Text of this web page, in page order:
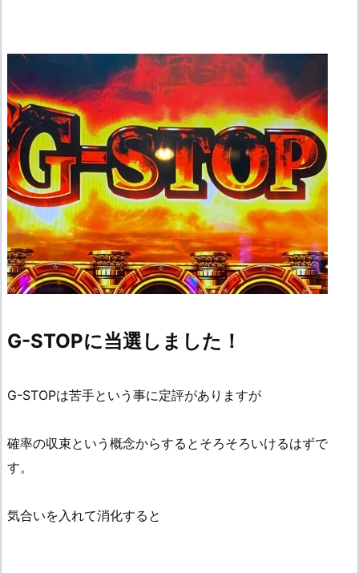
G-STOPに当選しました！
G-STOPは苦手という事に定評がありますが
確率の収束という概念からするとそろそろいけるはずで
す。
気合いを入れて消化すると